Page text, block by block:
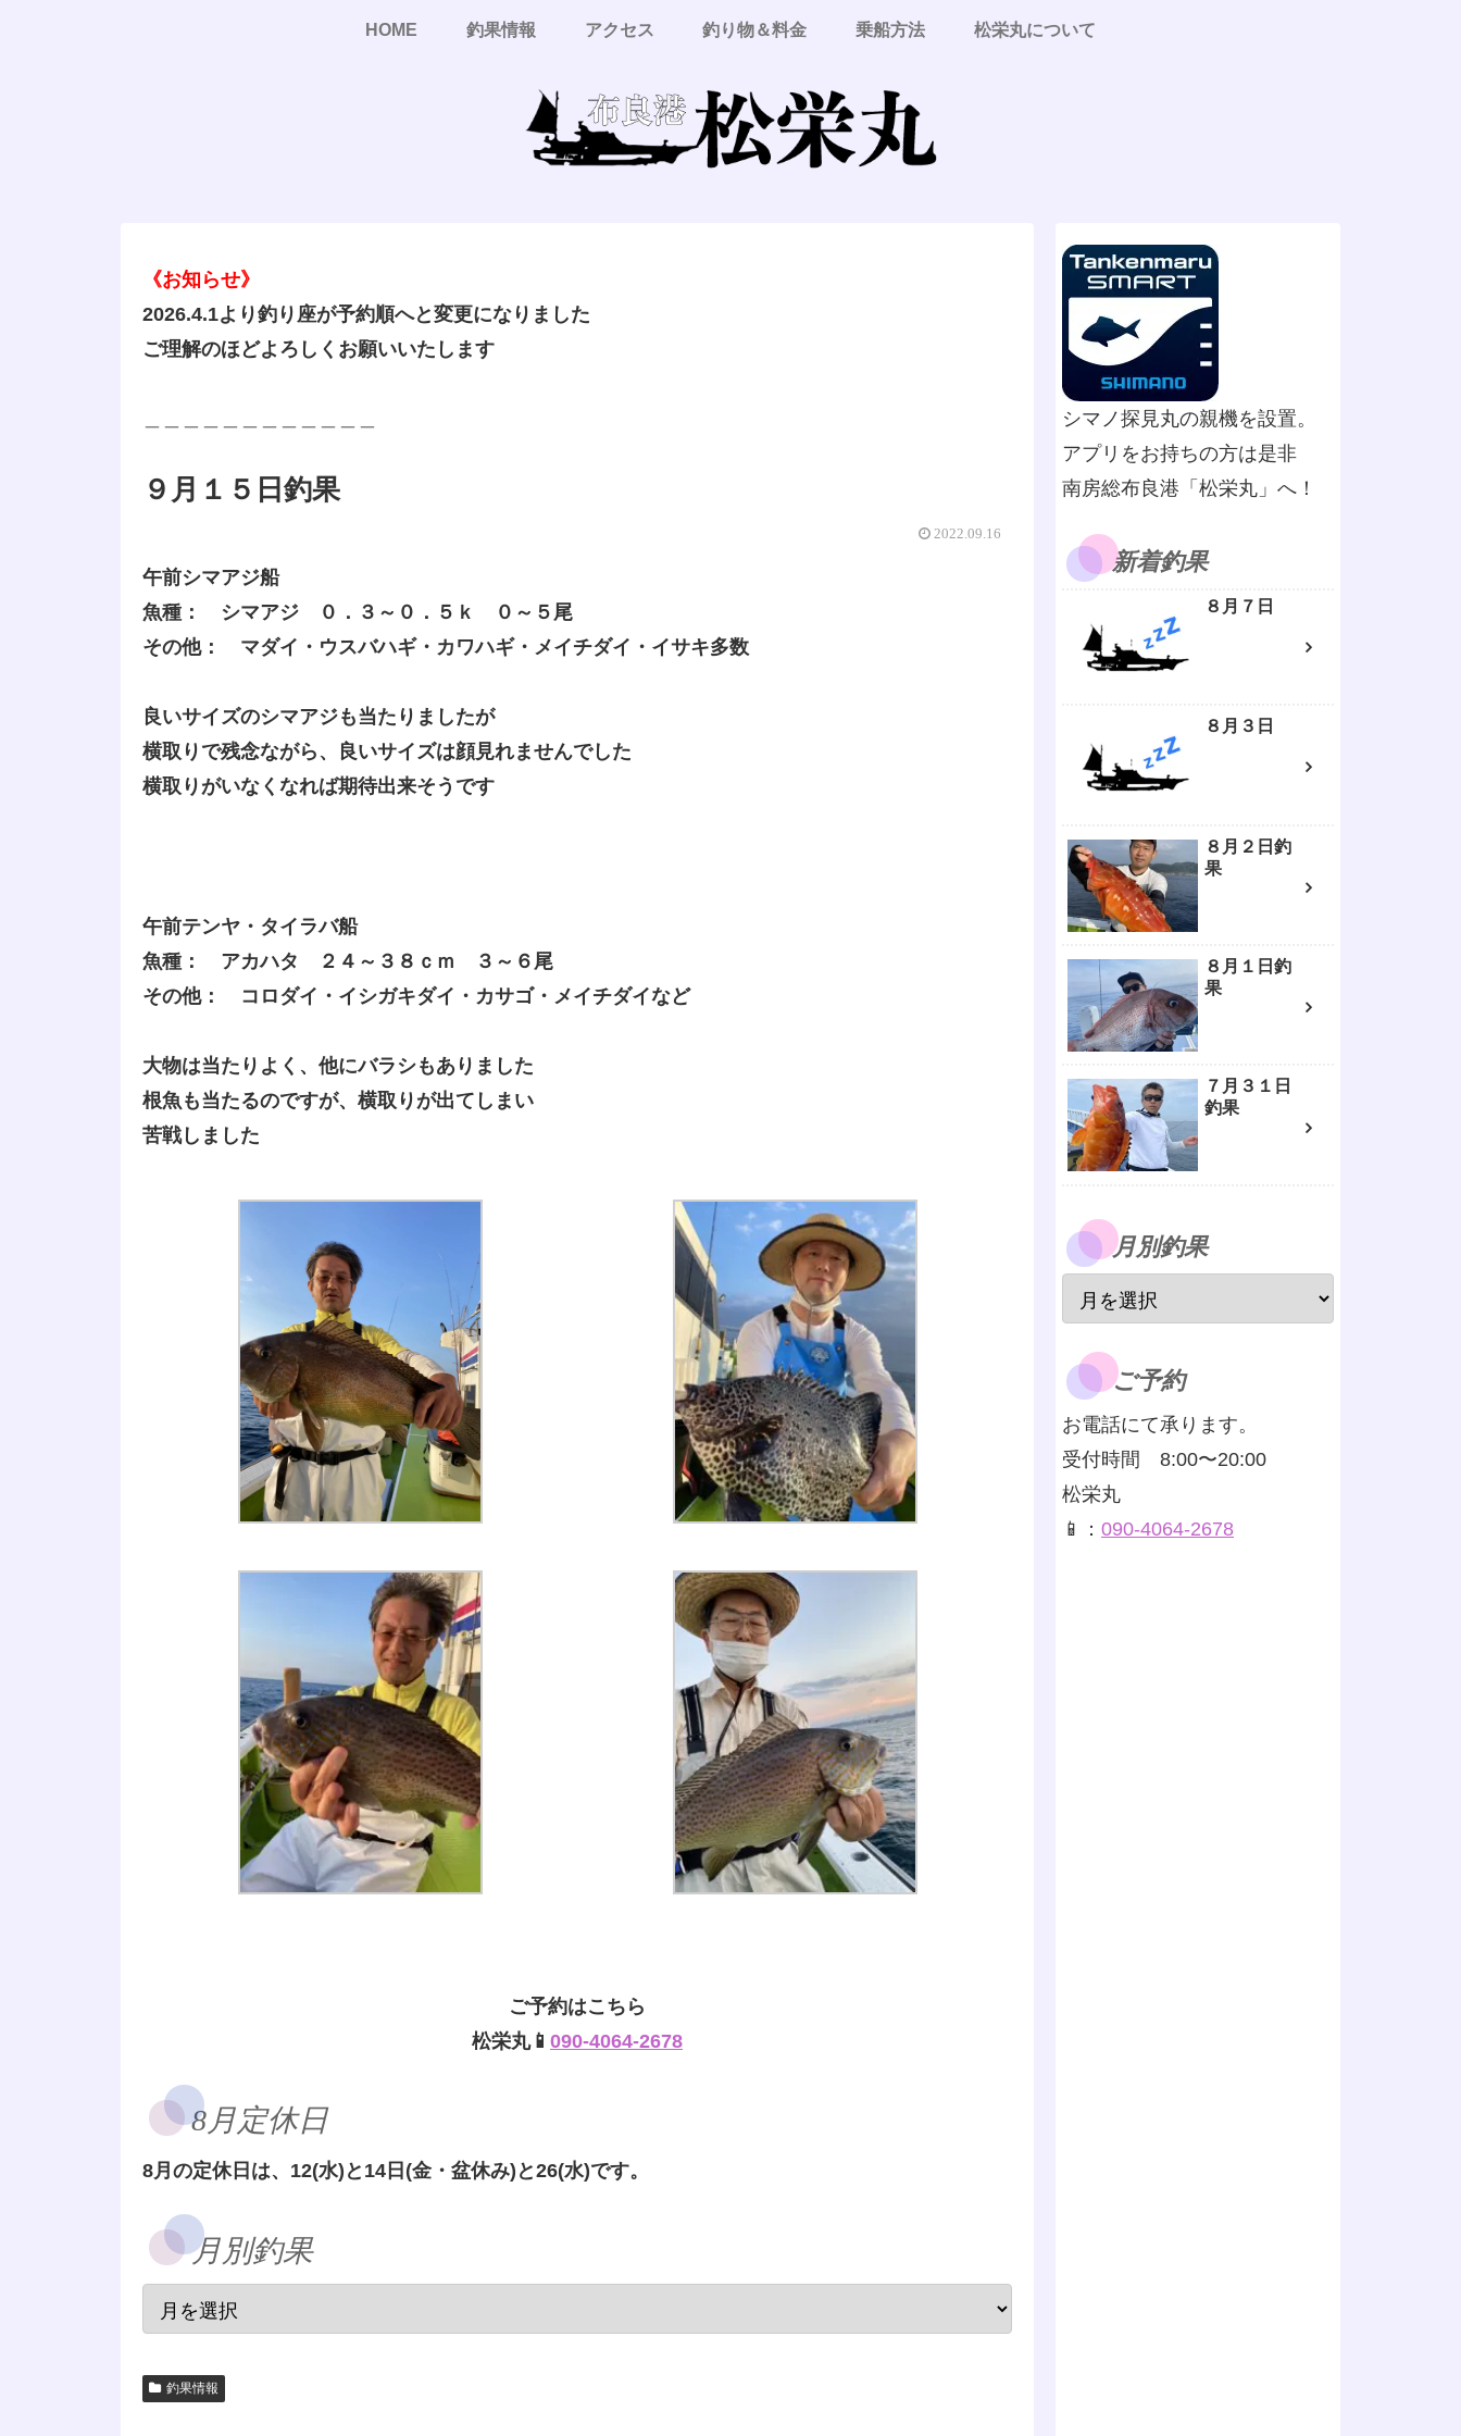
HOME 釣果情報 アクセス 釣り物＆料金 乗船方法 松栄丸について
《お知らせ》
2026.4.1より釣り座が予約順へと変更になりました
ご理解のほどよろしくお願いいたします
９月１５日釣果
2022.09.16
午前シマアジ船
魚種： シマアジ ０．３～０．５ｋ ０～５尾
その他： マダイ・ウスバハギ・カワハギ・メイチダイ・イサキ多数
良いサイズのシマアジも当たりましたが
横取りで残念ながら、良いサイズは顔見れませんでした
横取りがいなくなれば期待出来そうです
午前テンヤ・タイラバ船
魚種： アカハタ ２４～３８ｃｍ ３～６尾
その他： コロダイ・イシガキダイ・カサゴ・メイチダイなど
大物は当たりよく、他にバラシもありました
根魚も当たるのですが、横取りが出てしまい
苦戦しました
ご予約はこちら
松栄丸📱 090-4064-2678
8月定休日
8月の定休日は、12(水)と14日(金・盆休み)と26(水)です。
月別釣果
釣果情報
シマノ探見丸の親機を設置。
アプリをお持ちの方は是非
南房総布良港「松栄丸」へ！
新着釣果
８月７日
８月３日
８月２日釣
果
８月１日釣
果
７月３１日
釣果
月別釣果
ご予約
お電話にて承ります。
受付時間 8:00〜20:00
松栄丸
📱： 090-4064-2678